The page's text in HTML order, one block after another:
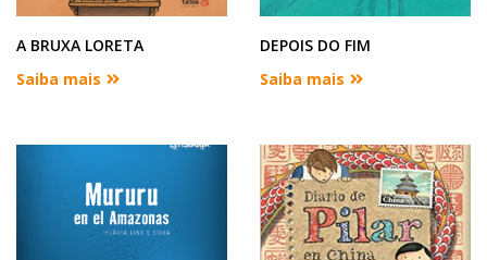
A BRUXA LORETA
Saiba mais
DEPOIS DO FIM
Saiba mais